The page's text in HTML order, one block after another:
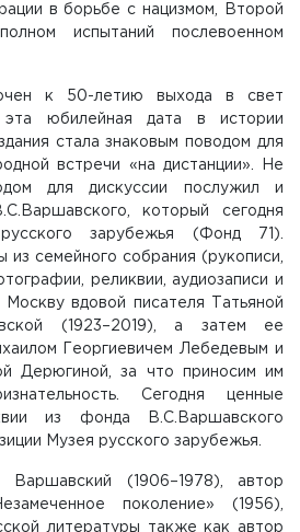
в борьбе с нацизмом, Второй
испытаний послевоенном
к 50-летию выхода в свет
эта юбилейная дата в истории
стала знаковым поводом для
встречи «на дистанции». Не
для дискуссии послужил и
который сегодня
зарубежья (Фонд 71).
из семейного собрания (рукописи,
реликвии, аудиозаписи и
вдовой писателя Татьяной
(1923–2019), а затем ее
Георгиевичем Лебедевым и
Дерюгиной, за что приносим им
Сегодня ценные
из фонда В.С.Варшавского
Музея русского зарубежья.
Варшавский (1906–1978), автор
поколение» (1956),
литературы также как автор